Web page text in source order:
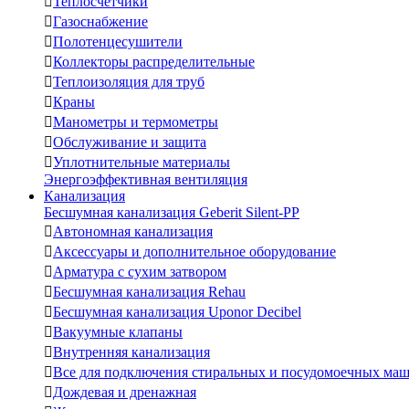
Газоснабжение
Полотенцесушители
Коллекторы распределительные
Теплоизоляция для труб
Краны
Манометры и термометры
Обслуживание и защита
Уплотнительные материалы
Энергоэффективная вентиляция
Канализация
Бесшумная канализация Geberit Silent-PP
Автономная канализация
Аксессуары и дополнительное оборудование
Арматура с сухим затвором
Бесшумная канализация Rehau
Бесшумная канализация Uponor Decibel
Вакуумные клапаны
Внутренняя канализация
Все для подключения стиральных и посудомоечных
Дождевая и дренажная